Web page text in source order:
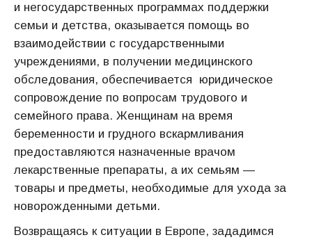
и негосударственных программах поддержки
семьи и детства, оказывается помощь во
взаимодействии с государственными
учреждениями, в получении медицинского
обследования, обеспечивается юридическое
сопровождение по вопросам трудового и
семейного права. Женщинам на время
беременности и грудного вскармливания
предоставляются назначенные врачом
лекарственные препараты, а их семьям —
товары и предметы, необходимые для ухода за
новорожденными детьми.
Возвращаясь к ситуации в Европе, зададимся